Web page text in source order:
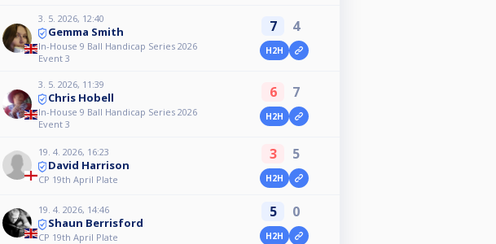
3. 5. 2026, 12:40
Gemma Smith
In-House 9 Ball Handicap Series 2026
Event 3
7 4
H2H
3. 5. 2026, 11:39
Chris Hobell
In-House 9 Ball Handicap Series 2026
Event 3
6 7
H2H
19. 4. 2026, 16:23
David Harrison
CP 19th April Plate
3 5
H2H
19. 4. 2026, 14:46
Shaun Berrisford
CP 19th April Plate
5 0
H2H